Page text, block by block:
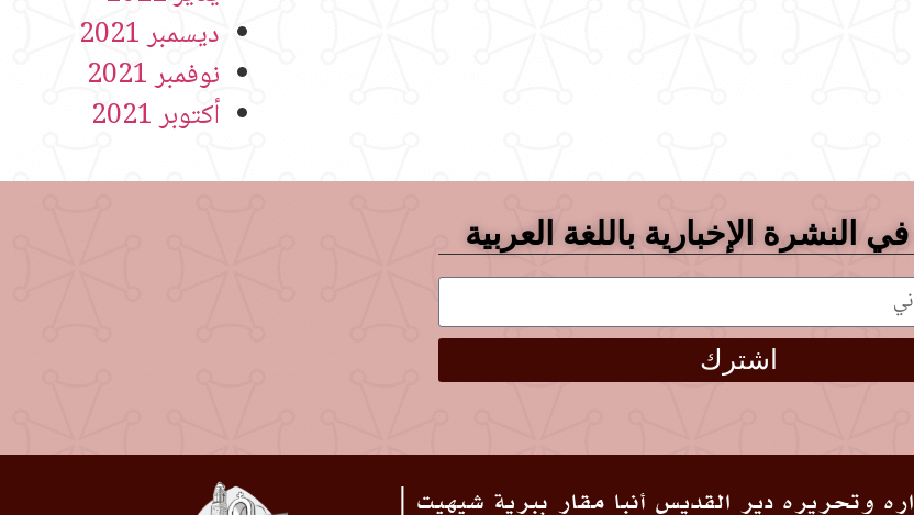
ديسمبر 2021
نوفمبر 2021
أكتوبر 2021
النشرة الإخبارية باللغة العربية
اشترك
وتحريره دير القديس أنبا مقار ببرية شيهيت |